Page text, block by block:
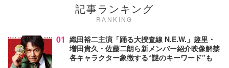
記事ランキング
RANKING
01 織田裕二主演「踊る大捜査線 N.E.W.」趣里・
増田貴久・佐藤二朗ら新メンバー紹介映像解禁
各キャラクター象徴する“謎のキーワード”も